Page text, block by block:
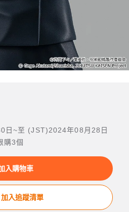
日~至 (JST)2024年08月28日
購3個
入購物車
加入追蹤清單